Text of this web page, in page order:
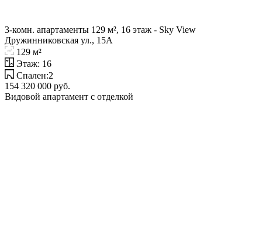
3-комн. апартаменты 129 м², 16 этаж - Sky View
Дружинниковская ул., 15А
129 м²
Этаж: 16
Спален:2
154 320 000 руб.
Видовой апартамент с отделкой